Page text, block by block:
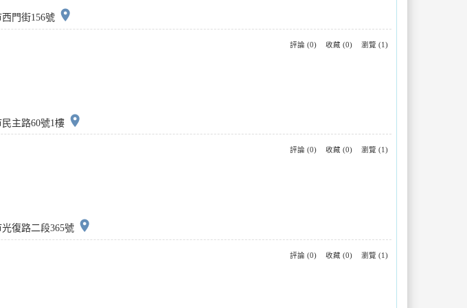
門街156號 place
評論 (0) 收藏 (0) 瀏覽 (1)
主路60號1樓 place
評論 (0) 收藏 (0) 瀏覽 (1)
復路二段365號 place
評論 (0) 收藏 (0) 瀏覽 (1)